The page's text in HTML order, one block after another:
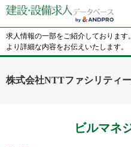
求人情報の一部をご紹介しておりま
より詳細な内容をお伝えいたします。
株式会社NTTファシリティ
ビルマネ